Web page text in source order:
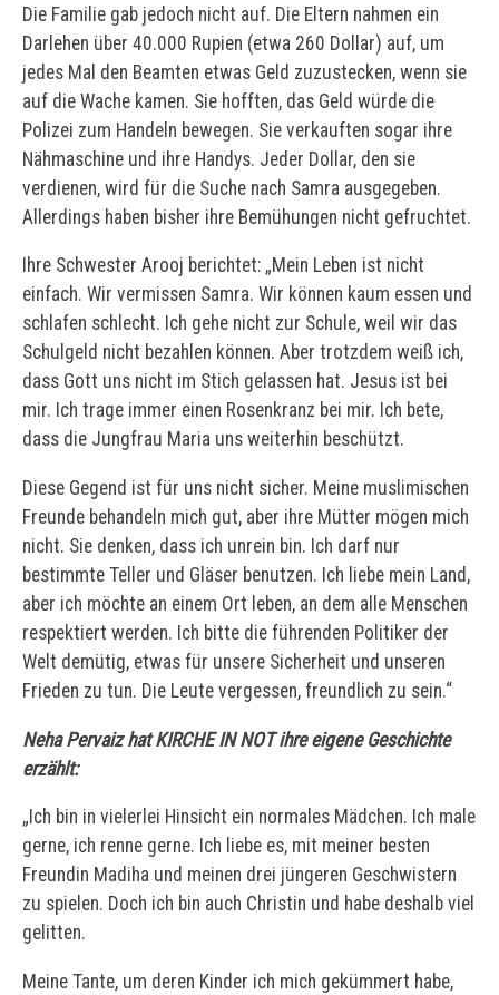
Die Familie gab jedoch nicht auf. Die Eltern nahmen ein
Darlehen über 40.000 Rupien (etwa 260 Dollar) auf, um
jedes Mal den Beamten etwas Geld zuzustecken, wenn sie
auf die Wache kamen. Sie hofften, das Geld würde die
Polizei zum Handeln bewegen. Sie verkauften sogar ihre
Nähmaschine und ihre Handys. Jeder Dollar, den sie
verdienen, wird für die Suche nach Samra ausgegeben.
Allerdings haben bisher ihre Bemühungen nicht gefruchtet.
Ihre Schwester Arooj berichtet: „Mein Leben ist nicht
einfach. Wir vermissen Samra. Wir können kaum essen und
schlafen schlecht. Ich gehe nicht zur Schule, weil wir das
Schulgeld nicht bezahlen können. Aber trotzdem weiß ich,
dass Gott uns nicht im Stich gelassen hat. Jesus ist bei
mir. Ich trage immer einen Rosenkranz bei mir. Ich bete,
dass die Jungfrau Maria uns weiterhin beschützt.
Diese Gegend ist für uns nicht sicher. Meine muslimischen
Freunde behandeln mich gut, aber ihre Mütter mögen mich
nicht. Sie denken, dass ich unrein bin. Ich darf nur
bestimmte Teller und Gläser benutzen. Ich liebe mein Land,
aber ich möchte an einem Ort leben, an dem alle Menschen
respektiert werden. Ich bitte die führenden Politiker der
Welt demütig, etwas für unsere Sicherheit und unseren
Frieden zu tun. Die Leute vergessen, freundlich zu sein.“
Neha Pervaiz hat KIRCHE IN NOT ihre eigene Geschichte
erzählt:
„Ich bin in vielerlei Hinsicht ein normales Mädchen. Ich male
gerne, ich renne gerne. Ich liebe es, mit meiner besten
Freundin Madiha und meinen drei jüngeren Geschwistern
zu spielen. Doch ich bin auch Christin und habe deshalb viel
gelitten.
Meine Tante, um deren Kinder ich mich gekümmert habe,